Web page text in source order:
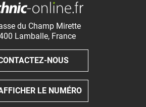
du Champ Mirette
Lamballe, France
NOUS
LE NUMÉRO